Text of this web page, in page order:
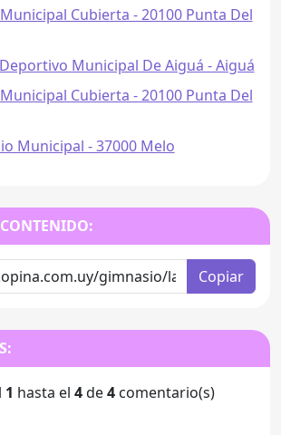
Cubierta - 20100 Punta Del
Municipal De Aiguá - Aiguá
Cubierta - 20100 Punta Del
Municipal - 37000 Melo
CONTENIDO:
Copiar
1 hasta el 4de4 comentario(s)